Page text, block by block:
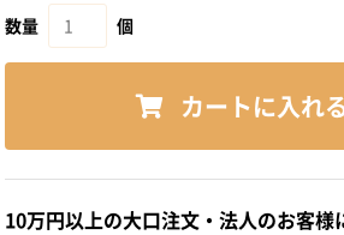
数量 個
カートに入れ
10万円以上の大口注文・法人のお客様